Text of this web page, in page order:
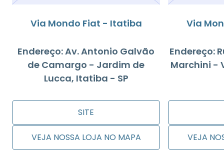
Via Mondo Fiat - Itatiba
Endereço: Av. Antonio Galvão
de Camargo - Jardim de
Lucca, Itatiba - SP
SITE
VEJA NOSSA LOJA NO MAPA
Via
Endereço:
Marchini -
VEJA